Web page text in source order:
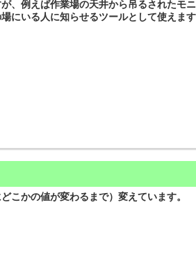
、例えば作業場の天井から吊るされたモ
にいる人に知らせるツールとして使えます
こかの値が変わるまで）変えています。